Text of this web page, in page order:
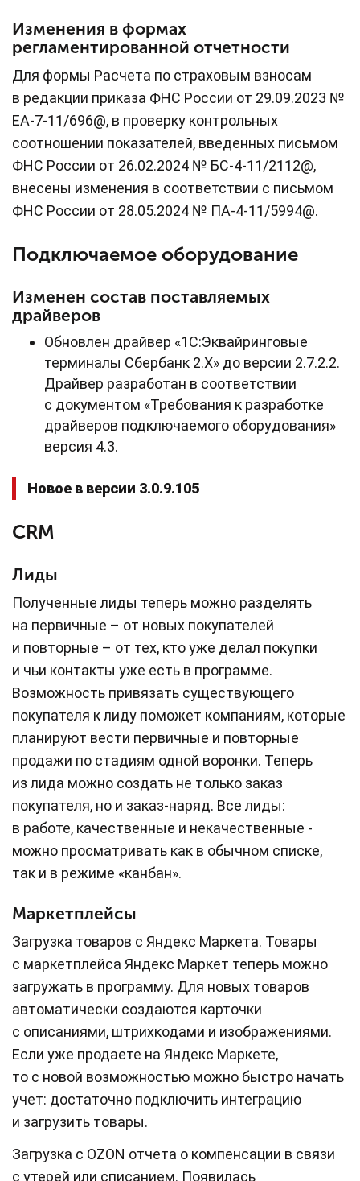
Изменения в формах
регламентированной отчетности
Для формы Расчета по страховым взносам
в редакции приказа ФНС России от 29.09.2023 №
ЕА-7-11/696@, в проверку контрольных
соотношении показателей, введенных письмом
ФНС России от 26.02.2024 № БС-4-11/2112@,
внесены изменения в соответствии с письмом
ФНС России от 28.05.2024 № ПА-4-11/5994@.
Подключаемое оборудование
Изменен состав поставляемых
драйверов
Обновлен драйвер «1С:Эквайринговые
терминалы Сбербанк 2.Х» до версии 2.7.2.2.
Драйвер разработан в соответствии
с документом «Требования к разработке
драйверов подключаемого оборудования»
версия 4.3.
Новое в версии 3.0.9.105
CRM
Лиды
Полученные лиды теперь можно разделять
на первичные – от новых покупателей
и повторные – от тех, кто уже делал покупки
и чьи контакты уже есть в программе.
Возможность привязать существующего
покупателя к лиду поможет компаниям, которые
планируют вести первичные и повторные
продажи по стадиям одной воронки. Теперь
из лида можно создать не только заказ
покупателя, но и заказ-наряд. Все лиды:
в работе, качественные и некачественные -
можно просматривать как в обычном списке,
так и в режиме «канбан».
Маркетплейсы
Загрузка товаров c Яндекс Маркета. Товары
с маркетплейса Яндекс Маркет теперь можно
загружать в программу. Для новых товаров
автоматически создаются карточки
с описаниями, штрихкодами и изображениями.
Если уже продаете на Яндекс Маркете,
то с новой возможностью можно быстро начать
учет: достаточно подключить интеграцию
и загрузить товары.
Загрузка с OZON отчета о компенсации в связи
с утерей или списанием. Появилась